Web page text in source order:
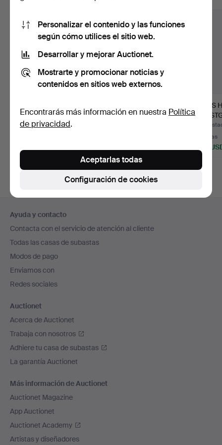
'Mågestel', vajilla de
café y…
Subastado 1 ago 2026
"Danild", vajilla de porc…
JENS
'Relief'
6 pujas
120
en
el
pie
de
página
Ayuda y contacto
Contacta con el servicio de atención al cliente
Todas las casas de subastas
Modos de pago
Enviamos con
Redes sociales
Auctionet
Acerca de Auctionet
Trabaja con nosotros
Adhiere tu casa de subastas
La garantía Auctionet
Más información de Auctionet
Auctionet Magazine
App Auctionet
Auctionet Academy
Artistas y diseñadores
Personalizar el contenido y las funciones
según cómo utilices el sitio web.
Desarrollar y mejorar Auctionet.
Mostrarte y promocionar noticias y
contenidos en sitios web externos.
Encontrarás más información en nuestra Política
de privacidad.
Configuración de cookies
Aceptarlas todas